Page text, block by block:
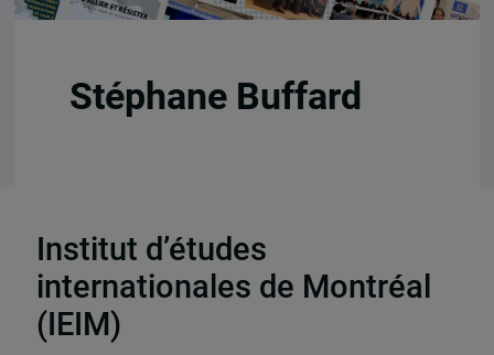
Stéphane Buffard
Institut d’études
internationales de Montréal
(IEIM)